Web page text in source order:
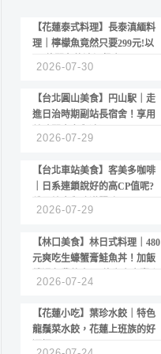
【花蓮泰式料理】長泰滇緬料
理｜檸檬魚竟然只要299元!以
2026-07-30
【台北圓山美食】円山駅｜走
進日治時期副站長宿舍！享用
2026-07-29
【台北車站美食】客美多咖啡
｜日系連鎖說好的高CP值呢?
2026-07-29
【林口美食】林日式料理｜480
元爽吃生蠔蟹膏鮭魚丼！加飯
2026-07-24
【花蓮小吃】葉珍水餃｜特色
龍鬚菜水餃，花蓮上班族的好